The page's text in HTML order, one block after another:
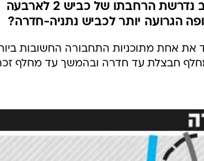
על מנת להימנע מפקקים בין חיפה לתל אביב נדרשת הרחבתו של כביש 2 לארבעה
הגרועה יותר לכביש נתניה-חדרה?
את אחת מתוכניות התחבורה החשובות
החוף מס' 2 ת"א-חיפה ממחלף חבצלת עד חדרה ובהמשך עד מחלף